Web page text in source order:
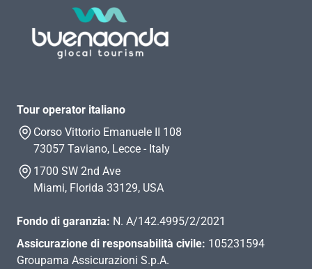
Tour operator italiano
Corso Vittorio Emanuele II 108
73057 Taviano, Lecce - Italy
1700 SW 2nd Ave
Miami, Florida 33129, USA
Fondo di garanzia: N. A/142.4995/2/2021
Assicurazione di responsabilità civile: 105231594
Groupama Assicurazioni S.p.A.